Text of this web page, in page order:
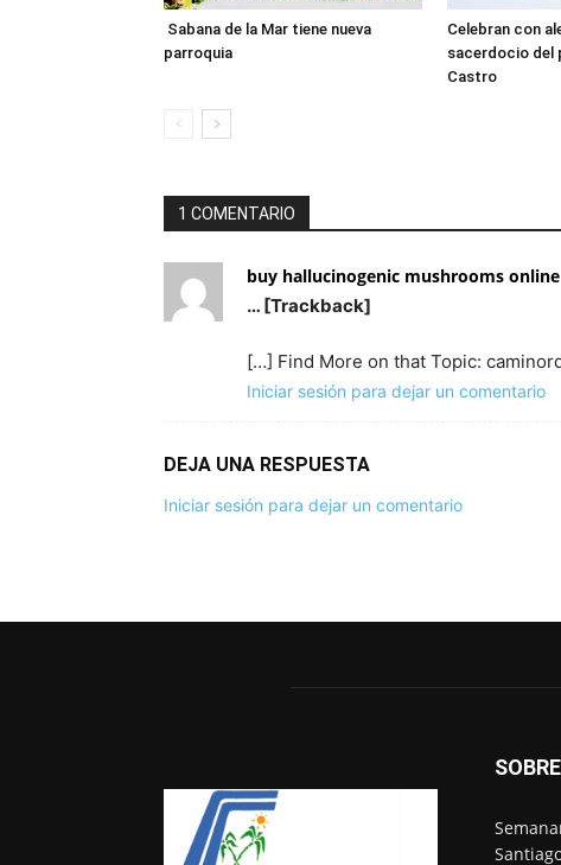
Sabana de la Mar tiene nueva
parroquia
Celebran con
sacerdocio del
Castro
1 COMENTARIO
buy hallucinogenic mushrooms online​
… [Trackback]
[…] Find More on that Topic:
Iniciar sesión para dejar un comentario
DEJA UNA RESPUESTA
Iniciar sesión para dejar un comentario